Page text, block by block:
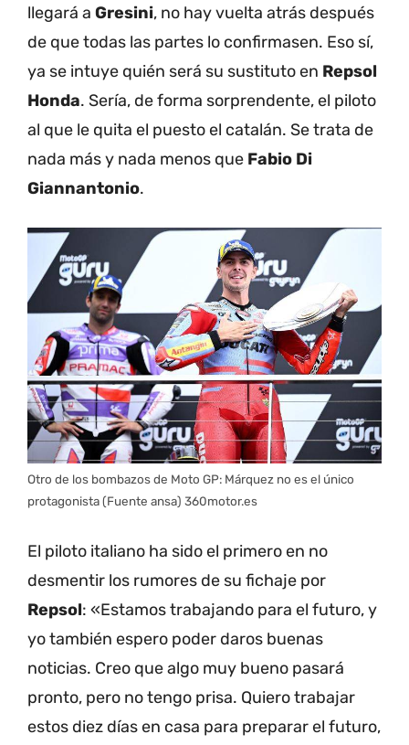
llegará a Gresini, no hay vuelta atrás después
de que todas las partes lo confirmasen. Eso sí,
ya se intuye quién será su sustituto en Repsol
Honda. Sería, de forma sorprendente, el piloto
al que le quita el puesto el catalán. Se trata de
nada más y nada menos que Fabio Di
Giannantonio.
Otro de los bombazos de Moto GP: Márquez no es el único
protagonista (Fuente ansa) 360motor.es
El piloto italiano ha sido el primero en no
desmentir los rumores de su fichaje por
Repsol: «Estamos trabajando para el futuro, y
yo también espero poder daros buenas
noticias. Creo que algo muy bueno pasará
pronto, pero no tengo prisa. Quiero trabajar
estos diez días en casa para preparar el futuro,